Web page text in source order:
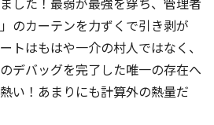
のカーテンを力ずくで引き剥が
トはもはや一介の村人ではなく、
デバッグを完了した唯一の存在へ
い！あまりにも計算外の熱量だ